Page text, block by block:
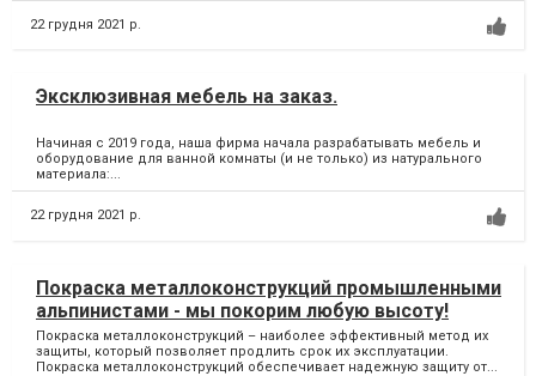
22 грудня 2021 р.
Эксклюзивная мебель на заказ.
Начиная с 2019 года, наша фирма начала разрабатывать мебель и
оборудование для ванной комнаты (и не только) из натурального
материала:...
22 грудня 2021 р.
Покраска металлоконструкций промышленными
альпинистами - мы покорим любую высоту!
Покраска металлоконструкций – наиболее эффективный метод их
защиты, который позволяет продлить срок их эксплуатации.
Покраска металлоконструкций обеспечивает надежную защиту от...